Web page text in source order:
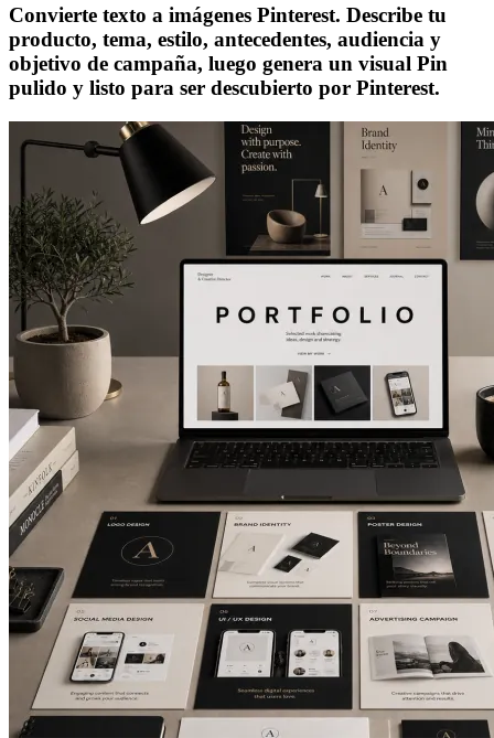
Convierte texto a imágenes Pinterest. Describe tu
producto, tema, estilo, antecedentes, audiencia y
objetivo de campaña, luego genera un visual Pin
pulido y listo para ser descubierto por Pinterest.